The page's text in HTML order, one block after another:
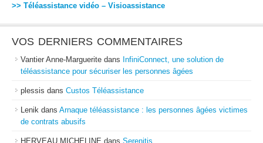
>> Téléassistance vidéo – Visioassistance
VOS DERNIERS COMMENTAIRES
Vantier Anne-Marguerite dans InfiniConnect, une solution de
téléassistance pour sécuriser les personnes âgées
plessis dans Custos Téléassistance
Lenik dans Arnaque téléassistance : les personnes âgées victimes
de contrats abusifs
HERVEAU MICHELINE dans Serenitis